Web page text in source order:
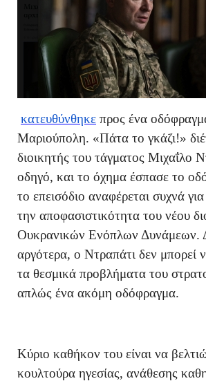
κατευθύνθηκε προς ένα
Μαριούπολη. «Πάτα το γκάζι!»
διοικητής του τάγματος Μιχαΐλο
οδηγό, και το όχημα έσπασε το
το επεισόδιο αναφέρεται συχνά
την αποφασιστικότητα του νέου
Ουκρανικών Ενόπλων Δυνάμεων.
αργότερα, ο Ντραπάτι δεν μπορεί
τα θεσμικά προβλήματα του
απλώς ένα ακόμη οδόφραγμα.
Κύριο καθήκον του είναι να
κουλτούρα ηγεσίας, ανάθεσης